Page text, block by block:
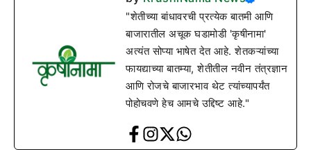
"शेतीच्या बांधावरची प्रत्येक बातमी आणि
बाजारातील अचूक घडामोडी 'कृषीनामा'
अत्यंत सोप्या भाषेत देत आहे. शेतकऱ्यांच्या
फायद्याच्या बातम्या, शेतीतील नवीन तंत्रज्ञान
आणि रोजचे बाजारभाव थेट त्यांच्यापर्यंत
पोहोचवणे हेच आमचे उद्दिष्ट आहे."